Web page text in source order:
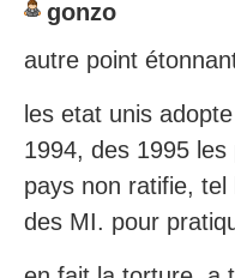
gonzo
autre point
les etat unis
1994, des 1995 les
pays non ratifie,
des MI. pour